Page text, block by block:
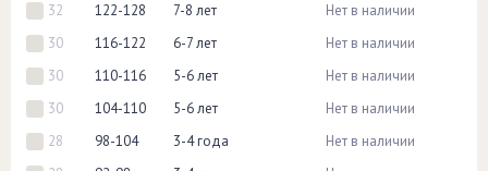
32
122-128 7-8 лет
Нет в наличии
30
116-122 6-7 лет
Нет в наличии
30
110-116 5-6 лет
Нет в наличии
30
104-110 5-6 лет
Нет в наличии
28
98-104 3-4 года
Нет в наличии